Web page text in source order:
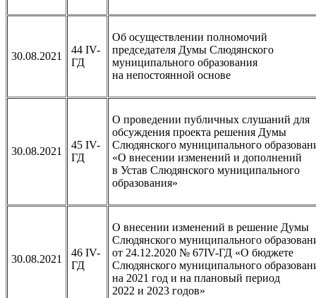
30.08.2021
44 IV-
ГД
Об осуществлении полномочий
председателя Думы Слюдянского
муниципального образования
на непостоянной основе
30.08.2021
45 IV-
ГД
О проведении публичных слушаний для
обсуждения проекта решения Думы
Слюдянского муниципального
«О внесении изменений и дополнений
в Устав Слюдянского муниципального
образования»
30.08.2021
46 IV-
ГД
О внесении изменений в решение Думы
Слюдянского муниципального
от 24.12.2020 № 67IV-ГД «О бюджете
Слюдянского муниципального
на 2021 год и на плановый период
2022 и 2023 годов»